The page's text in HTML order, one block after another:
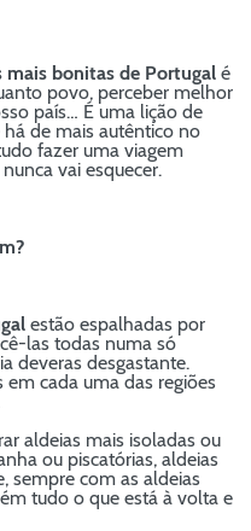
mais bonitas de Portugal é
povo, perceber melhor
país… É uma lição de
de mais autêntico no
fazer uma viagem
vai esquecer.
estão espalhadas por
las todas numa só
deveras desgastante.
em cada uma das regiões
aldeias mais isoladas ou
ou piscatórias, aldeias
sempre com as aldeias
tudo o que está à volta e